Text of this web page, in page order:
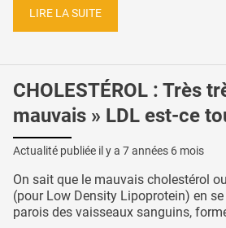
LIRE LA SUITE
CHOLESTÉROL : Très
mauvais » LDL est-ce
Actualité publiée il y a 7 années 6 mois
On sait que le mauvais cholestérol
(pour Low Density Lipoprotein) en
parois des vaisseaux sanguins,